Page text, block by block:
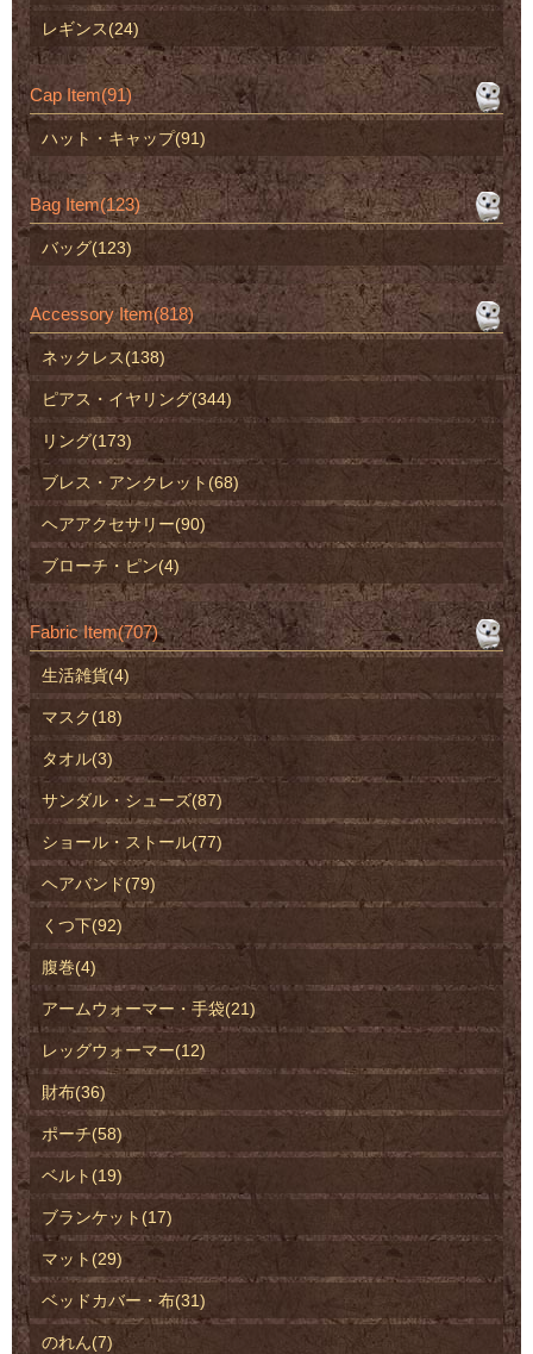
レギンス(24)
Cap Item(91)
ハット・キャップ(91)
Bag Item(123)
バッグ(123)
Accessory Item(818)
ネックレス(138)
ピアス・イヤリング(344)
リング(173)
ブレス・アンクレット(68)
ヘアアクセサリー(90)
ブローチ・ピン(4)
Fabric Item(707)
生活雑貨(4)
マスク(18)
タオル(3)
サンダル・シューズ(87)
ショール・ストール(77)
ヘアバンド(79)
くつ下(92)
腹巻(4)
アームウォーマー・手袋(21)
レッグウォーマー(12)
財布(36)
ポーチ(58)
ベルト(19)
ブランケット(17)
マット(29)
ベッドカバー・布(31)
のれん(7)